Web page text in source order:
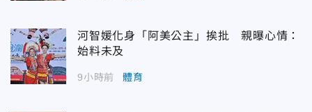
河智媛化身「阿美公主」挨批 親曝心情：
始料未及
9小時前 體育